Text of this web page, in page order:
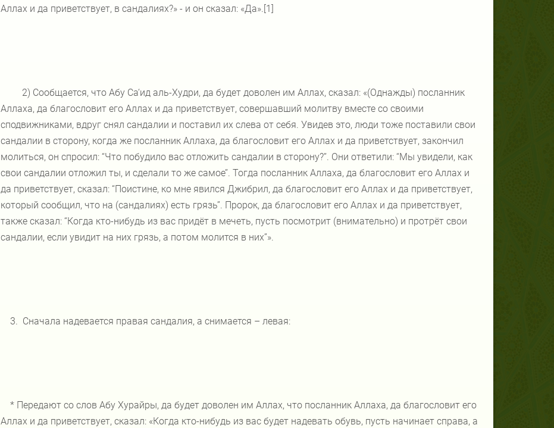
Аллах и да приветствует, в сандалиях?» - и он сказал: «Да».[1]
2) Сообщается, что Абу Са‘ид аль-Худри, да будет доволен им Аллах, сказал: «(Однажды) посланник
Аллаха, да благословит его Аллах и да приветствует, совершавший молитву вместе со своими
сподвижниками, вдруг снял сандалии и поставил их слева от себя. Увидев это, люди тоже поставили свои
сандалии в сторону, когда же посланник Аллаха, да благословит его Аллах и да приветствует, закончил
молиться, он спросил: ‘‘Что побудило вас отложить сандалии в сторону?’’. Они ответили: ‘‘Мы увидели, как
свои сандалии отложил ты, и сделали то же самое’’. Тогда посланник Аллаха, да благословит его Аллах и
да приветствует, сказал: ‘‘Поистине, ко мне явился Джибрил, да благословит его Аллах и да приветствует,
который сообщил, что на (сандалиях) есть грязь’’. Пророк, да благословит его Аллах и да приветствует,
также сказал: ‘‘Когда кто-нибудь из вас придёт в мечеть, пусть посмотрит (внимательно) и протрёт свои
сандалии, если увидит на них грязь, а потом молится в них’’».
3. Сначала надевается правая сандалия, а снимается – левая:
* Передают со слов Абу Хурайры, да будет доволен им Аллах, что посланник Аллаха, да благословит его
Аллах и да приветствует, сказал: «Когда кто-нибудь из вас будет надевать обувь, пусть начинает справа, а